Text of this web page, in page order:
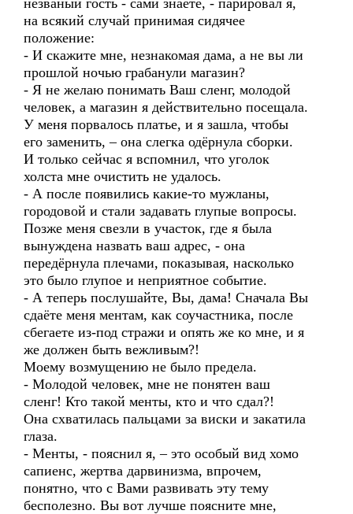
незваный гость - сами знаете, - парировал я,
на всякий случай принимая сидячее
положение:
- И скажите мне, незнакомая дама, а не вы ли
прошлой ночью грабанули магазин?
- Я не желаю понимать Ваш сленг, молодой
человек, а магазин я действительно посещала.
У меня порвалось платье, и я зашла, чтобы
его заменить, – она слегка одёрнула сборки.
И только сейчас я вспомнил, что уголок
холста мне очистить не удалось.
- А после появились какие-то мужланы,
городовой и стали задавать глупые вопросы.
Позже меня свезли в участок, где я была
вынуждена назвать ваш адрес, - она
передёрнула плечами, показывая, насколько
это было глупое и неприятное событие.
- А теперь послушайте, Вы, дама! Сначала Вы
сдаёте меня ментам, как соучастника, после
сбегаете из-под стражи и опять же ко мне, и я
же должен быть вежливым?!
Моему возмущению не было предела.
- Молодой человек, мне не понятен ваш
сленг! Кто такой менты, кто и что сдал?!
Она схватилась пальцами за виски и закатила
глаза.
- Менты, - пояснил я, – это особый вид хомо
сапиенс, жертва дарвинизма, впрочем,
понятно, что с Вами развивать эту тему
бесполезно. Вы вот лучше поясните мне,